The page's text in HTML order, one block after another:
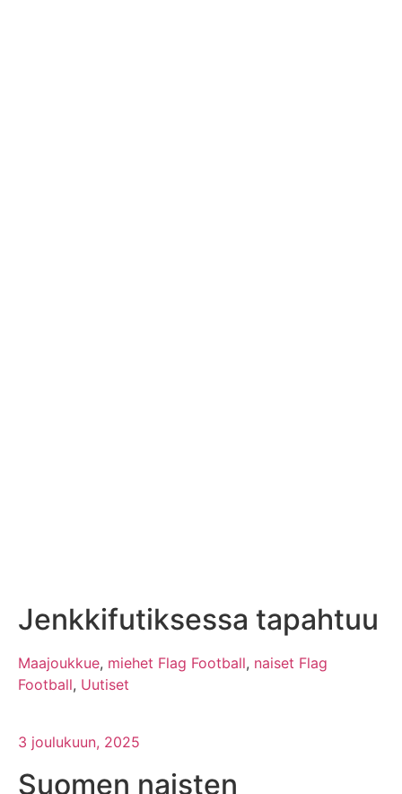
Jenkkifutiksessa tapahtuu
Maajoukkue, miehet Flag Football, naiset Flag
Football, Uutiset
3 joulukuun, 2025
Suomen naisten